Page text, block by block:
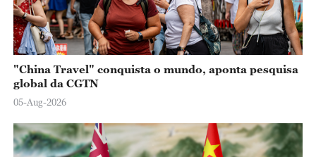
"China Travel" conquista o mundo, aponta pesquisa
global da CGTN
05-Aug-2026